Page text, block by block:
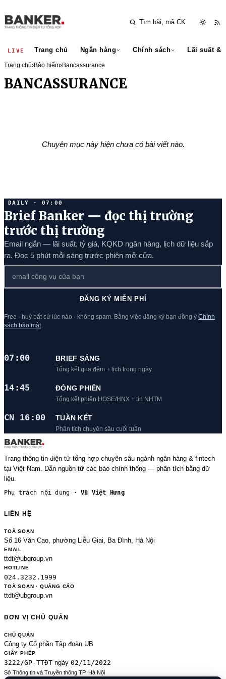
LIVE Trang chủ Ngân hàng Chính sách Lãi suất &
Trang chủ›Bảo hiểm›Bancassurance
BANCASSURANCE
Chuyên mục này hiện chưa có bài viết nào.
DAILY · 07:00
Brief Banker — đọc thị trường
trước thị trường
Email ngắn — lãi suất, tỷ giá, KQKD ngân hàng, lịch dữ liệu sắp
ra. Đọc 5 phút mỗi sáng trước phiên mở cửa.
ĐĂNG KÝ MIỄN PHÍ
Free · huỷ bất cứ lúc nào · không spam. Bằng việc đăng ký bạn đồng ý Chính
sách bảo mật
07:00 BRIEF SÁNG
Tổng kết qua đêm + lịch trong ngày
14:45 ĐÓNG PHIÊN
Tổng kết phiên HOSE/HNX + tin NHTM
CN 16:00 TUẦN KẾT
Phân tích chuyên sâu cuối tuần
Trang thông tin điện tử tổng hợp chuyên sâu ngành ngân hàng & fintech
tại Việt Nam. Dẫn nguồn từ các báo chính thống — phân tích bằng dữ
liệu.
Phụ trách nội dung ·Vũ Việt Hưng
LIÊN HỆ
TOÀ SOẠN
Số 16 Văn Cao, phường Liễu Giai, Ba Đình, Hà Nội
EMAIL
ttdt@ubgroup.vn
HOTLINE
024.3232.1999
TOÀ SOẠN · QUẢNG CÁO
ttdt@ubgroup.vn
ĐƠN VỊ CHỦ QUẢN
CHỦ QUẢN
Công ty Cổ phần Tập đoàn UB
GIẤY PHÉP
3222/GP-TTĐT ngày 02/11/2022
Sở Thông tin và Truyền thông TP. Hà Nội